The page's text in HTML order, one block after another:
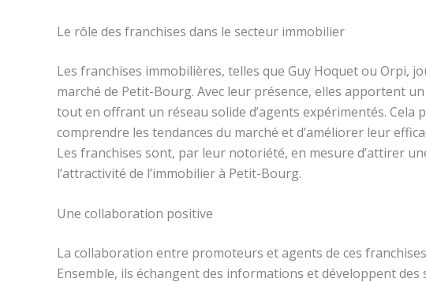
Le rôle des franchises dans le secteur immobilier
Les franchises immobilières, telles que Guy Hoquet ou Orpi,
marché de Petit-Bourg. Avec leur présence, elles apportent
tout en offrant un réseau solide d’agents expérimentés. Cela
comprendre les tendances du marché et d’améliorer leur
Les franchises sont, par leur notoriété, en mesure d’attirer
l’attractivité de l’immobilier à Petit-Bourg.
Une collaboration positive
La collaboration entre promoteurs et agents de ces
Ensemble, ils échangent des informations et développent